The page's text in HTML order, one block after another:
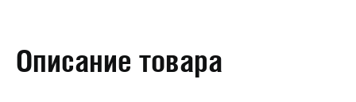
Описание товара